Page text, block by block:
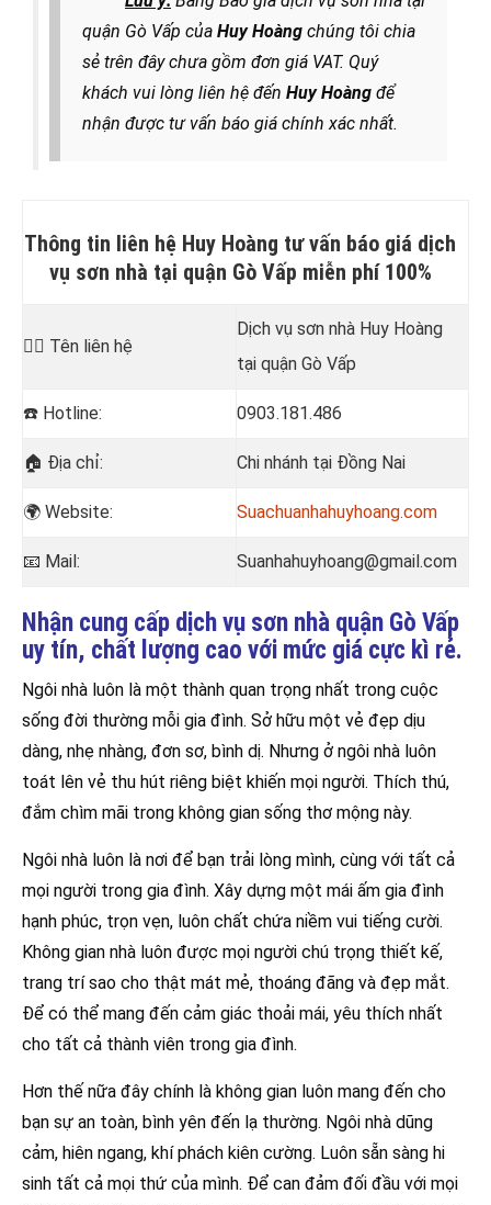
quận Gò Vấp của Huy Hoàng chúng tôi chia
sẻ trên đây chưa gồm đơn giá VAT. Quý
khách vui lòng liên hệ đến Huy Hoàng để
nhận được tư vấn báo giá chính xác nhất.
Thông tin liên hệ Huy Hoàng tư vấn báo giá dịch
vụ sơn nhà tại quận Gò Vấp miễn phí 100%
💁‍♂️ Tên liên hệ
Dịch vụ sơn nhà Huy Hoàng
tại quận Gò Vấp
☎️ Hotline: 0903.181.486
🏠 Địa chỉ: Chi nhánh tại Đồng Nai
🌍 Website: Suachuanhahuyhoang.com
📧 Mail: Suanhahuyhoang@gmail.com
Nhận cung cấp dịch vụ sơn nhà quận Gò Vấp
uy tín, chất lượng cao với mức giá cực kì rẻ.
Ngôi nhà luôn là một thành quan trọng nhất trong cuộc
sống đời thường mỗi gia đình. Sở hữu một vẻ đẹp dịu
dàng, nhẹ nhàng, đơn sơ, bình dị. Nhưng ở ngôi nhà luôn
toát lên vẻ thu hút riêng biệt khiến mọi người. Thích thú,
đắm chìm mãi trong không gian sống thơ mộng này.
Ngôi nhà luôn là nơi để bạn trải lòng mình, cùng với tất cả
mọi người trong gia đình. Xây dựng một mái ấm gia đình
hạnh phúc, trọn vẹn, luôn chất chứa niềm vui tiếng cười.
Không gian nhà luôn được mọi người chú trọng thiết kế,
trang trí sao cho thật mát mẻ, thoáng đãng và đẹp mắt.
Để có thể mang đến cảm giác thoải mái, yêu thích nhất
cho tất cả thành viên trong gia đình.
Hơn thế nữa đây chính là không gian luôn mang đến cho
bạn sự an toàn, bình yên đến lạ thường. Ngôi nhà dũng
cảm, hiên ngang, khí phách kiên cường. Luôn sẵn sàng hi
sinh tất cả mọi thứ của mình. Để can đảm đối đầu với mọi